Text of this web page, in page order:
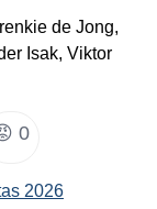
de Jong,
Isak, Viktor
0
2026